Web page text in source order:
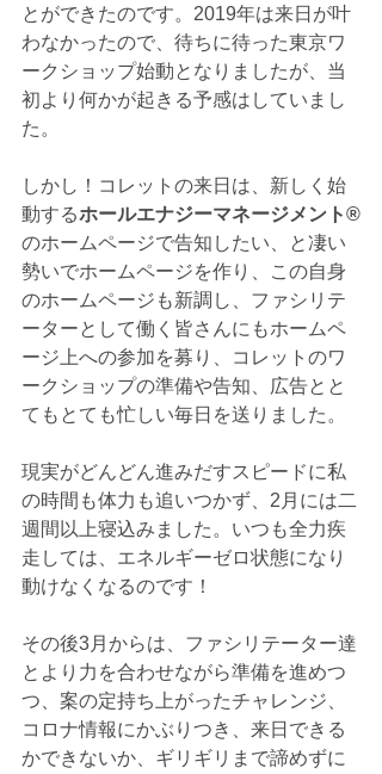
とができたのです。2019年は来日が叶
わなかったので、待ちに待った東京ワ
ークショップ始動となりましたが、当
初より何かが起きる予感はしていまし
た。
しかし！コレットの来日は、新しく始
動するホールエナジーマネージメント®️
のホームページで告知したい、と凄い
勢いでホームページを作り、この自身
のホームページも新調し、ファシリテ
ーターとして働く皆さんにもホームペ
ージ上への参加を募り、コレットのワ
ークショップの準備や告知、広告とと
てもとても忙しい毎日を送りました。
現実がどんどん進みだすスピードに私
の時間も体力も追いつかず、2月には二
週間以上寝込みました。いつも全力疾
走しては、エネルギーゼロ状態になり
動けなくなるのです！
その後3月からは、ファシリテーター達
とより力を合わせながら準備を進めつ
つ、案の定持ち上がったチャレンジ、
コロナ情報にかぶりつき、来日できる
かできないか、ギリギリまで諦めずに